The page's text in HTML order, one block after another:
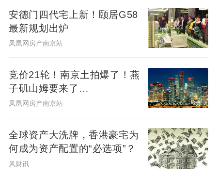
安德门四代宅上新！颐居G58
最新规划出炉
凤凰网房产南京站
竞价21轮！南京土拍爆了！燕
子矶山姆要来了…
凤凰网房产南京站
全球资产大洗牌，香港豪宅为
何成为资产配置的“必选项”？
风财讯